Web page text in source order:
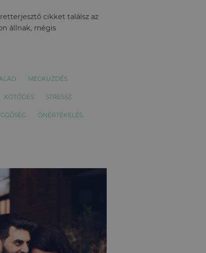
cikket találsz az
állnak, mégis
MEGKÜZDÉS
KÖTŐDÉS STRESSZ
ÖNÉRTÉKELÉS